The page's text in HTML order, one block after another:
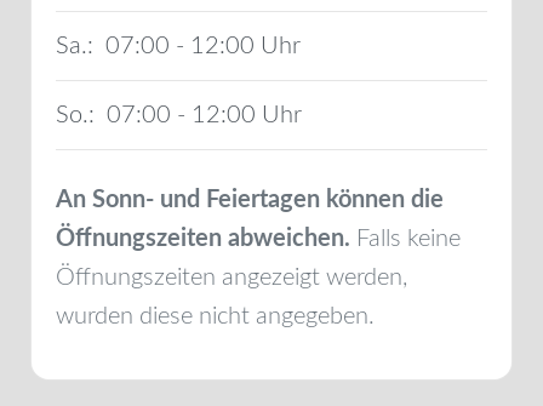
Sa.: 07:00 - 12:00
So.: 07:00 - 12:00
An Sonn- und Feiertagen können die
Öffnungszeiten abweichen. Falls keine
Öffnungszeiten angezeigt werden,
wurden diese nicht angegeben.